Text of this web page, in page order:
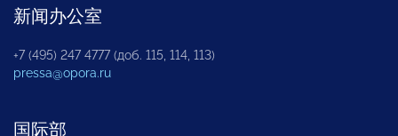
新闻办公室
+7 (495) 247 4777 (доб. 115, 114, 113)
pressa@opora.ru
国际部